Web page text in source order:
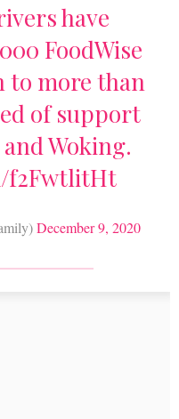
have
FoodWise
to more than
of support
Woking.
f2FwtlitHt
December 9, 2020